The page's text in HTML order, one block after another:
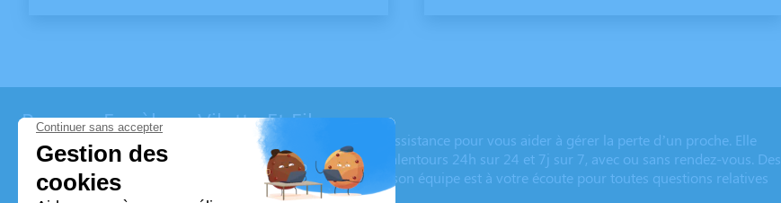
Pompes Funèbres Vilotte Et Fils
L’agence Pompes Funèbres Vilotte et fils vous apporte son assistance pour vous aider à gérer la perte d’un proche. Elle
intervient sur les communes de Sorèze, Revel et Saix et ses alentours 24h sur 24 et 7j sur 7, avec ou sans rendez-vous. Des
formules adaptées à toutes les situations sont proposées et son équipe est à votre écoute pour toutes questions relatives
aux obsèques.